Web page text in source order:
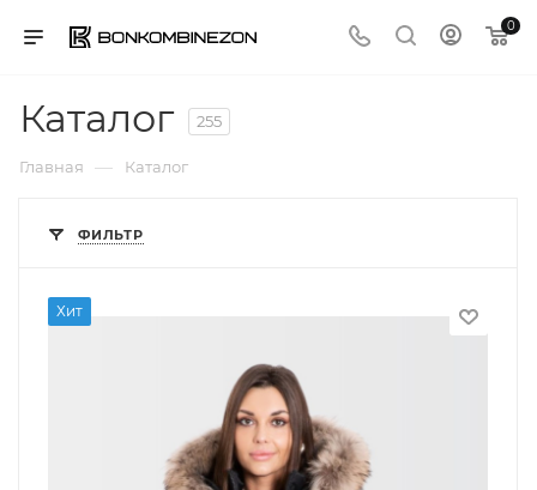
0
Каталог 255
Главная — Каталог
ФИЛЬТР
Хит